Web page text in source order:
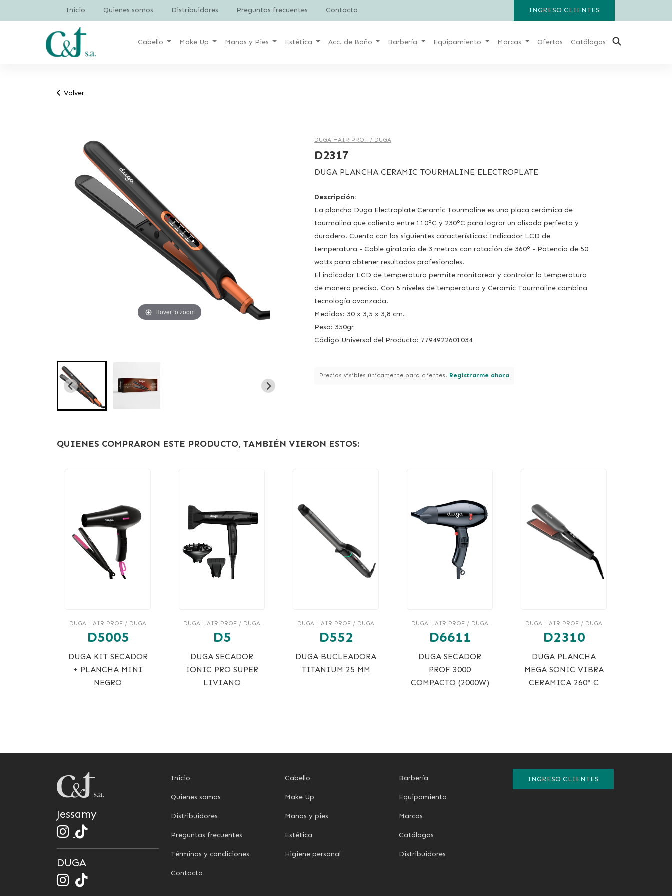
Inicio Quienes somos Distribuidores Preguntas frecuentes Contacto INGRESO CLIENTES
Cabello Make Up Manos y Pies Estética Acc. de Baño Barbería Equipamiento Marcas Ofertas Catálogos
Volver
Hover to zoom
Hover to zoom
DUGA HAIR PROF / DUGA
D2317
DUGA PLANCHA CERAMIC TOURMALINE ELECTROPLATE
Descripción:
La plancha Duga Electroplate Ceramic Tourmaline es una placa cerámica de
tourmalina que calienta entre 110°C y 230°C para lograr un alisado perfecto y
duradero. Cuenta con las siguientes características: Indicador LCD de
temperatura - Cable giratorio de 3 metros con rotación de 360° - Potencia de 50
watts para obtener resultados profesionales.
El indicador LCD de temperatura permite monitorear y controlar la temperatura
de manera precisa. Con 5 niveles de temperatura y Ceramic Tourmaline combina
tecnología avanzada.
Medidas: 30 x 3,5 x 3,8 cm.
Peso: 350gr
Código Universal del Producto: 7794922601034
Precios visibles únicamente para clientes. Registrarme ahora
QUIENES COMPRARON ESTE PRODUCTO, TAMBIÉN VIERON ESTOS:
DUGA HAIR PROF / DUGA
D5005
DUGA KIT SECADOR
+ PLANCHA MINI
NEGRO
DUGA HAIR PROF / DUGA
D5
DUGA SECADOR
IONIC PRO SUPER
LIVIANO
DUGA HAIR PROF / DUGA
D552
DUGA BUCLEADORA
TITANIUM 25 MM
DUGA HAIR PROF / DUGA
D6611
DUGA SECADOR
PROF 3000
COMPACTO (2000W)
DUGA HAIR PROF / DUGA
D2310
DUGA PLANCHA
MEGA SONIC VIBRA
CERAMICA 260° C
Jessamy
DUGA
Inicio
Quienes somos
Distribuidores
Preguntas frecuentes
Términos y condiciones
Contacto
Cabello
Make Up
Manos y pies
Estética
Higiene personal
Barbería
Equipamiento
Marcas
Catálogos
Distribuidores
INGRESO CLIENTES